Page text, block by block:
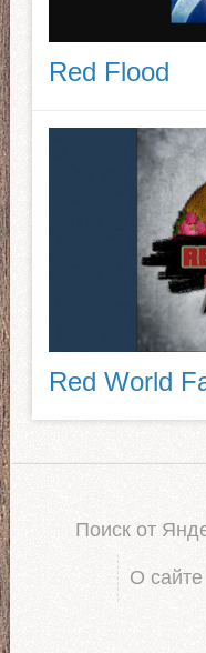
Red Flood
Red World
Поиск от
О сайте